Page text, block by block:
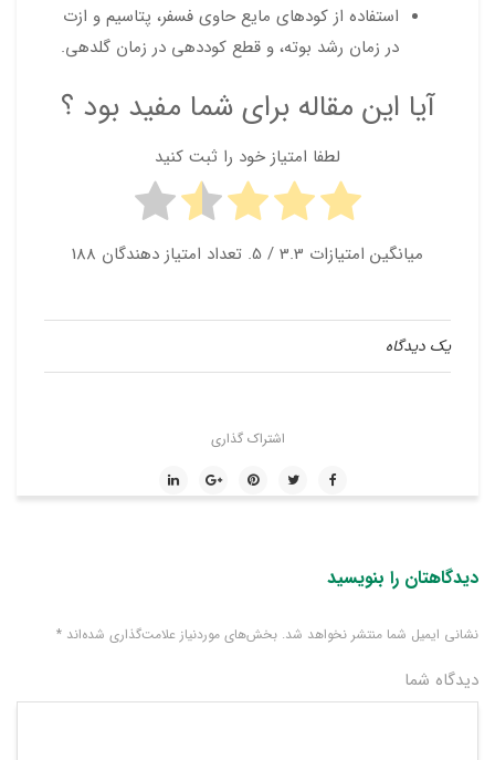
استفاده از کودهای مایع حاوی فسفر، پتاسیم و ازت
در زمان رشد بوته، و قطع کوددهی در زمان گلدهی.
آیا این مقاله برای شما مفید بود ؟
لطفا امتیاز خود را ثبت کنید
میانگین امتیازات 3.3 / 5. تعداد امتیاز دهندگان 188
یک دیدگاه
اشتراک گذاری
دیدگاهتان را بنویسید
نشانی ایمیل شما منتشر نخواهد شد. بخش‌های موردنیاز علامت‌گذاری شده‌اند *
دیدگاه شما